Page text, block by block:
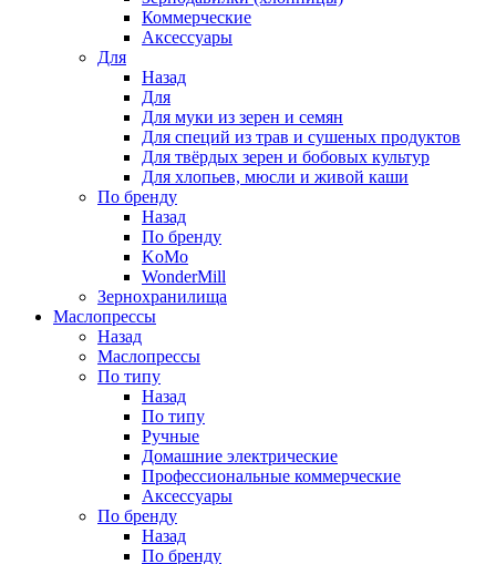
Коммерческие
Аксессуары
Для
Назад
Для
Для муки из зерен и семян
Для специй из трав и сушеных продуктов
Для твёрдых зерен и бобовых культур
Для хлопьев, мюсли и живой каши
По бренду
Назад
По бренду
KoMo
WonderMill
Зернохранилища
Маслопрессы
Назад
Маслопрессы
По типу
Назад
По типу
Ручные
Домашние электрические
Профессиональные коммерческие
Аксессуары
По бренду
Назад
По бренду